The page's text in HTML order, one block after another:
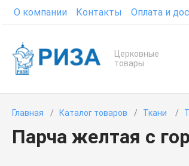
О компании Контакты Оплата и
Церковные
товары
Главная Каталог товаров Ткани
Парча желтая с